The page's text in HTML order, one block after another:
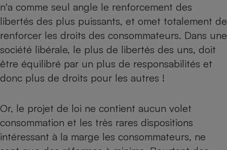
n'a comme seul angle le renforcement des
libertés des plus puissants, et omet totalement de
renforcer les droits des consommateurs. Dans une
société libérale, le plus de libertés des uns, doit
être équilibré par un plus de responsabilités et
donc plus de droits pour les autres !
Or, le projet de loi ne contient aucun volet
consommation et les très rares dispositions
intéressant à la marge les consommateurs, ne
Plaque de cuisson à
induction
Téléphone mobile -
Smartphone
Radiateur électrique
Climatiseur -
Ventilateur